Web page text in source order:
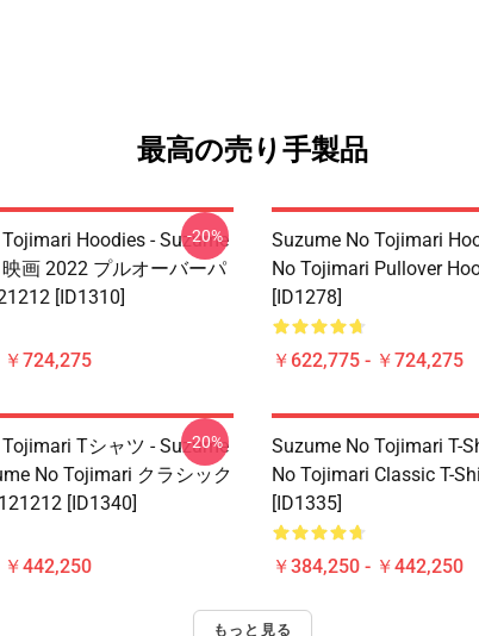
最高の売り手製品
Hoodies - Suzume
画 2022 プルオーバーパ
[ID1310]
￥724,275
-20%
Suzume No Tojimari
No Tojimari Pullover
[ID1278]
￥622,775 - ￥724,275
Tシャツ - Suzume
No Tojimari クラシック
[ID1340]
￥442,250
-20%
Suzume No Tojimari T-
No Tojimari Classic T-
[ID1335]
￥384,250 - ￥442,250
もっと見る